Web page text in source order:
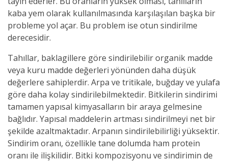
kaba yem olarak kullanılmasında karşılaşılan başka bir
probleme yol açar. Bu problem ise otun sindirilme
derecesidir.
Tahıllar, baklagillere göre sindirilebilir organik madde
veya kuru madde değerleri yönünden daha düşük
değerlere sahiplerdir. Arpa ve tritikale, buğday ve yulafa
göre daha kolay sindirilebilmektedir. Bitkilerin sindirimi
tamamen yapısal kimyasalların bir araya gelmesine
bağlıdır. Yapısal maddelerin artması sindirilmeyi net bir
şekilde azaltmaktadır. Arpanın sindirilebilirliği yüksektir.
Sindirim oranı, özellikle tane dolumda ham protein
oranı ile ilişkilidir. Bitki kompozisyonu ve sindirimin de